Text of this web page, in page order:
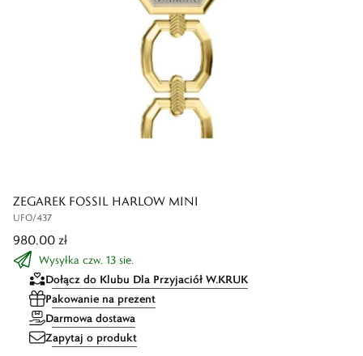
ZEGAREK FOSSIL HARLOW MINI
UFO/437
980,00 zł
Wysyłka czw. 13 sie.
Dołącz do Klubu Dla Przyjaciół W.KRUK
Pakowanie na prezent
Darmowa dostawa
Zapytaj o produkt